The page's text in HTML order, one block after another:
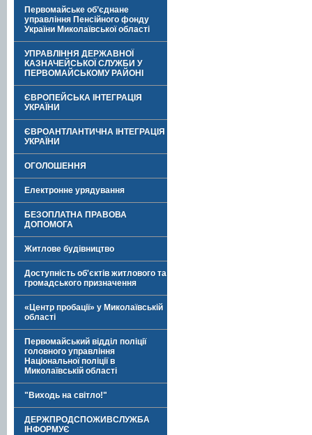
Первомайське об’єднане
управління Пенсійного фонду
України Миколаївської області
УПРАВЛІННЯ ДЕРЖАВНОЇ
КАЗНАЧЕЙСЬКОЇ СЛУЖБИ У
ПЕРВОМАЙСЬКОМУ РАЙОНІ
ЄВРОПЕЙСЬКА ІНТЕГРАЦІЯ
УКРАЇНИ
ЄВРОАНТЛАНТИЧНА ІНТЕГРАЦІЯ
УКРАЇНИ
ОГОЛОШЕННЯ
Електронне урядування
БЕЗОПЛАТНА ПРАВОВА
ДОПОМОГА
Житлове будівництво
Доступність об'єктів житлового та
громадського призначення
«Центр пробації» у Миколаївській
області
Первомайський відділ поліції
головного управління
Національної поліції в
Миколаївській області
"Виходь на світло!"
ДЕРЖПРОДСПОЖИВСЛУЖБА
ІНФОРМУЄ